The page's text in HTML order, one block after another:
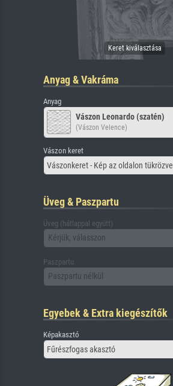
Anyag & Vakráma
Anyag
Vászon Leonardo (szatén)
(Vászon Velence)
Vászon keret
Vászonkeret - Kép az oldalon tükrözve
Üveg & Paszpartu
Üveg (hátlappal együtt)
Kérjük, válasszon
Paszpartu
Paszpartu nélkül
Egyebek & Extra kiegészítők
Képakasztó
Fűrészfogas akasztó